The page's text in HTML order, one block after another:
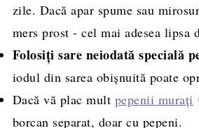
zile. Dacă apar spume sau
mers prost - cel mai adesea lipsa
Folosiți sare neiodată specială
iodul din sarea obișnuită poate
Dacă vă plac mult pepenii murați
borcan separat, doar cu pepeni.